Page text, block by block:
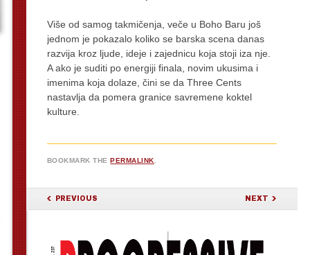
Više od samog takmičenja, veče u Boho Baru još
jednom je pokazalo koliko se barska scena danas
razvija kroz ljude, ideje i zajednicu koja stoji iza nje.
A ako je suditi po energiji finala, novim ukusima i
imenima koja dolaze, čini se da Three Cents
nastavlja da pomera granice savremene koktel
kulture.
BOOKMARK THEPERMALINK
POST NAVIGATION
PREVIOUS NEXT